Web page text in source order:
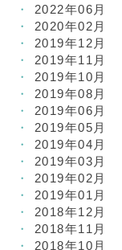
2022年06月
2020年02月
2019年12月
2019年11月
2019年10月
2019年08月
2019年06月
2019年05月
2019年04月
2019年03月
2019年02月
2019年01月
2018年12月
2018年11月
2018年10月